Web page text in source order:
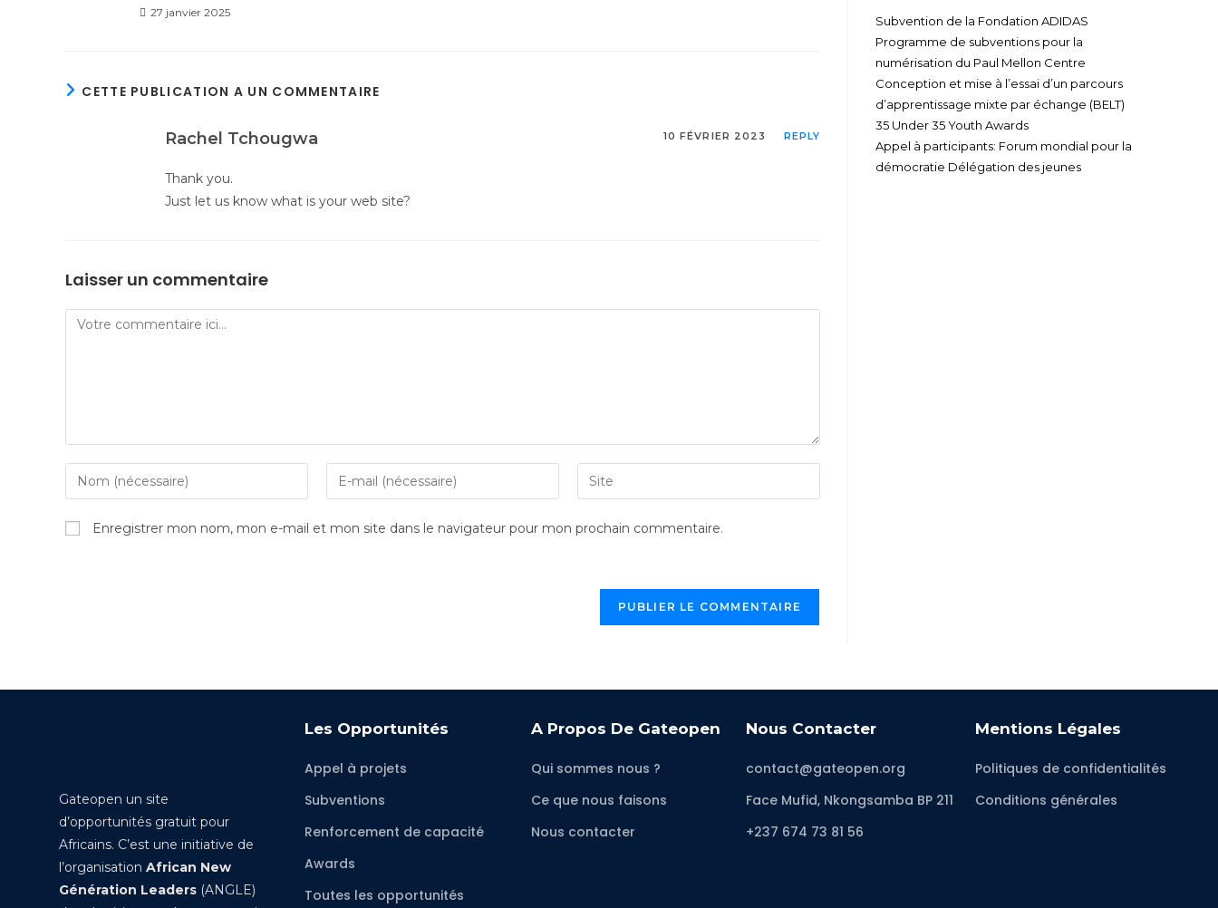
27 janvier 2025
CETTE PUBLICATION A UN COMMENTAIRE
Rachel Tchougwa 10 FÉVRIER 2023 REPLY
Thank you.
Just let us know what is your web site?
Laisser un commentaire
Enregistrer mon nom, mon e-mail et mon site dans le navigateur pour mon prochain commentaire.
Subvention de la Fondation ADIDAS
Programme de subventions pour la
numérisation du Paul Mellon Centre
Conception et mise à l’essai d’un parcours
d’apprentissage mixte par échange (BELT)
35 Under 35 Youth Awards
Appel à participants: Forum mondial pour la
démocratie Délégation des jeunes
Gateopen un site
d’opportunités gratuit pour
Africains. C’est une initiative de
l’organisation African New
Génération Leaders (ANGLE)
Les Opportunités
Appel à projets
Subventions
Renforcement de capacité
Awards
Toutes les opportunités
A Propos De Gateopen
Qui sommes nous ?
Ce que nous faisons
Nous contacter
Nous Contacter
contact@gateopen.org
Face Mufid, Nkongsamba BP 211
+237 674 73 81 56
Mentions Légales
Politiques de confidentialités
Conditions générales